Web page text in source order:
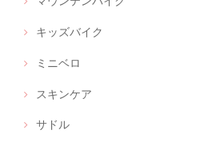
キッズバイク
ミニベロ
スキンケア
サドル